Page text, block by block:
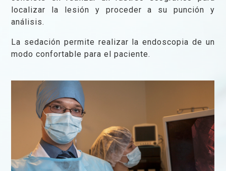
localizar la lesión y proceder a su punción y
análisis.
La sedación permite realizar la endoscopia de un
modo confortable para el paciente.